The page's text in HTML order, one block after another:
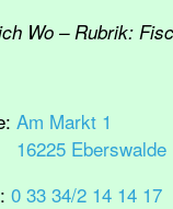
Wo – Rubrik:
Am Markt 1
16225 Eberswalde
0 33 34/2 14 14 17